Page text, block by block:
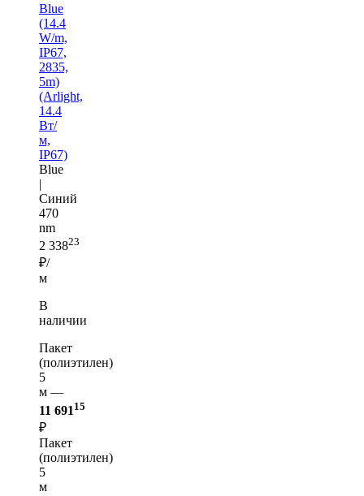
Blue
(14.4
W/m,
IP67,
2835,
5m)
(Arlight,
14.4
Вт/
м,
IP67)
Blue
|
Синий
470
nm
2 33823
₽/
м
В
наличии
Пакет
(полиэтилен)
5
м —
11 691 15
₽
Пакет
(полиэтилен)
5
м